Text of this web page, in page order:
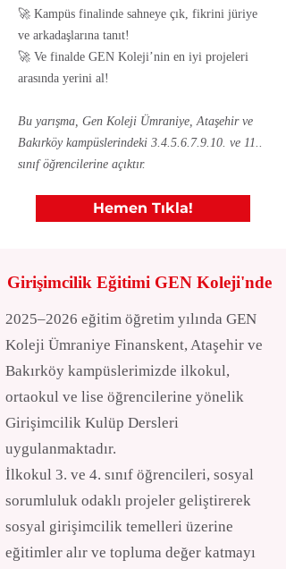
🚀 Kampüs finalinde sahneye çık, fikrini jüriye
ve arkadaşlarına tanıt!
🚀 Ve finalde GEN Koleji’nin en iyi projeleri
arasında yerini al!
Bu yarışma, Gen Koleji Ümraniye, Ataşehir ve
Bakırköy kampüslerindeki 3.4.5.6.7.9.10. ve 11..
sınıf öğrencilerine açıktır.
Hemen Tıkla!
Girişimcilik Eğitimi GEN Koleji'nde
2025–2026 eğitim öğretim yılında GEN
Koleji Ümraniye Finanskent, Ataşehir ve
Bakırköy kampüslerimizde ilkokul,
ortaokul ve lise öğrencilerine yönelik
Girişimcilik Kulüp Dersleri
uygulanmaktadır.
İlkokul 3. ve 4. sınıf öğrencileri, sosyal
sorumluluk odaklı projeler geliştirerek
sosyal girişimcilik temelleri üzerine
eğitimler alır ve topluma değer katmayı